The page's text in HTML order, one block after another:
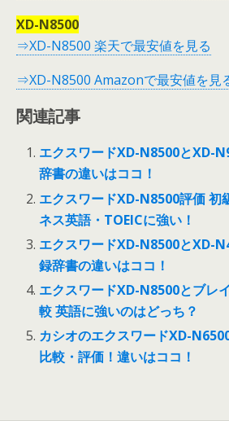
XD-N8500
⇒XD-N8500 楽天で最安値を見る
⇒XD-N8500 Amazonで最安値を見
関連記事
エクスワードXD-N8500とXD-
辞書の違いはココ！
エクスワードXD-N8500評価 初
ネス英語・TOEICに強い！
エクスワードXD-N8500とXD-
録辞書の違いはココ！
エクスワードXD-N8500とブレ
較 英語に強いのはどっち？
カシオのエクスワードXD-
比較・評価！違いはココ！